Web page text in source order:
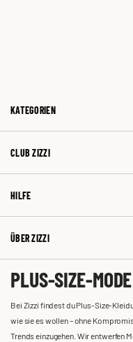
KATEGORIEN
CLUB ZIZZI
HILFE
ÜBER ZIZZI
PLUS-SIZE-
Bei Zizzi findest du Plus-Size-
wie sie es wollen – ohne
Trends einzugehen. Wir entwerfen